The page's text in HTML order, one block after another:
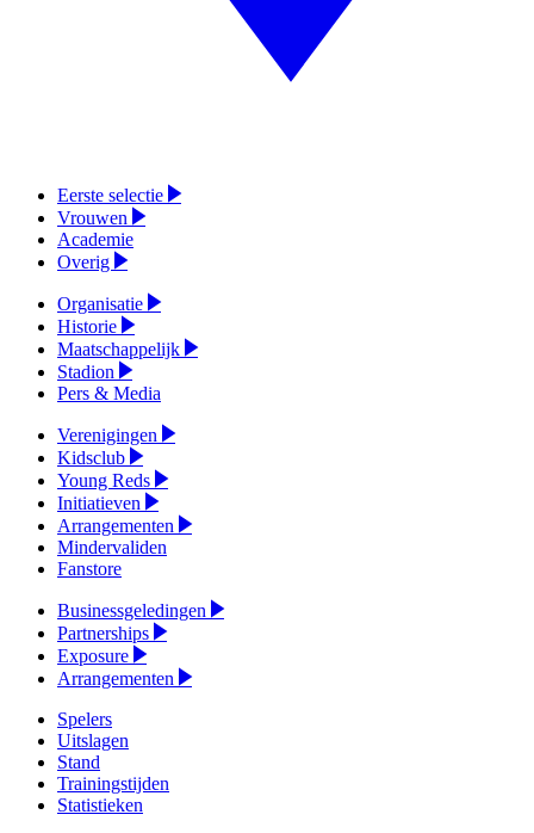
Eerste selectie
Vrouwen
Academie
Overig
Organisatie
Historie
Maatschappelijk
Stadion
Pers & Media
Verenigingen
Kidsclub
Young Reds
Initiatieven
Arrangementen
Mindervaliden
Fanstore
Businessgeledingen
Partnerships
Exposure
Arrangementen
Spelers
Uitslagen
Stand
Trainingstijden
Statistieken